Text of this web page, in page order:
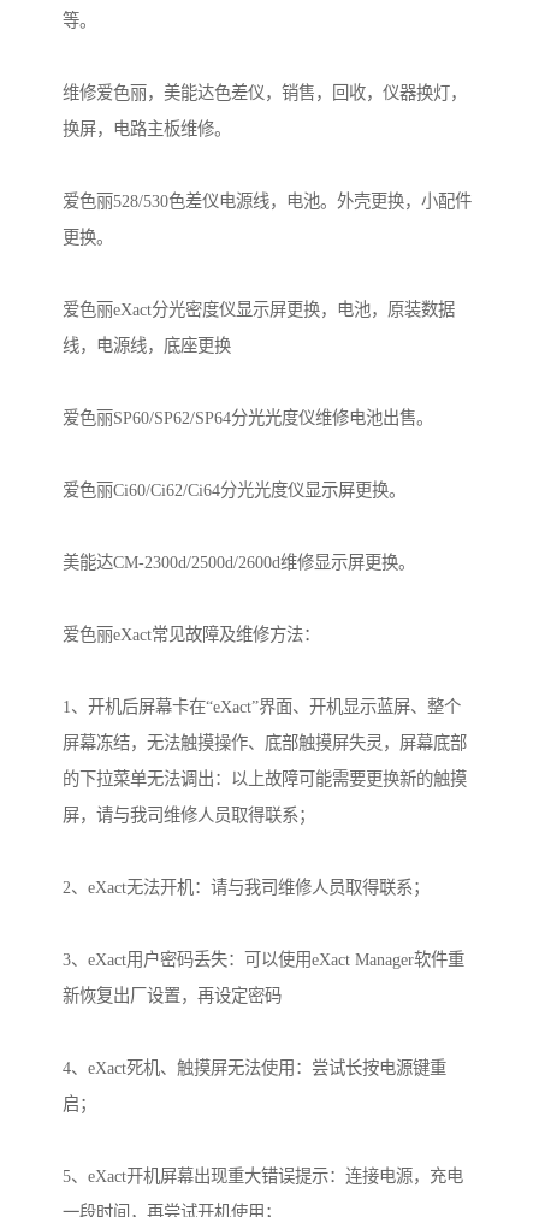
等。
维修爱色丽，美能达色差仪，销售，回收，仪器换灯，
换屏，电路主板维修。
爱色丽528/530色差仪电源线，电池。外壳更换，小配件
更换。
爱色丽eXact分光密度仪显示屏更换，电池，原装数据
线，电源线，底座更换
爱色丽SP60/SP62/SP64分光光度仪维修电池出售。
爱色丽Ci60/Ci62/Ci64分光光度仪显示屏更换。
美能达CM-2300d/2500d/2600d维修显示屏更换。
爱色丽eXact常见故障及维修方法：
1、开机后屏幕卡在“eXact”界面、开机显示蓝屏、整个
屏幕冻结，无法触摸操作、底部触摸屏失灵，屏幕底部
的下拉菜单无法调出：以上故障可能需要更换新的触摸
屏，请与我司维修人员取得联系；
2、eXact无法开机：请与我司维修人员取得联系；
3、eXact用户密码丢失：可以使用eXact Manager软件重
新恢复出厂设置，再设定密码
4、eXact死机、触摸屏无法使用：尝试长按电源键重
启；
5、eXact开机屏幕出现重大错误提示：连接电源，充电
一段时间，再尝试开机使用；